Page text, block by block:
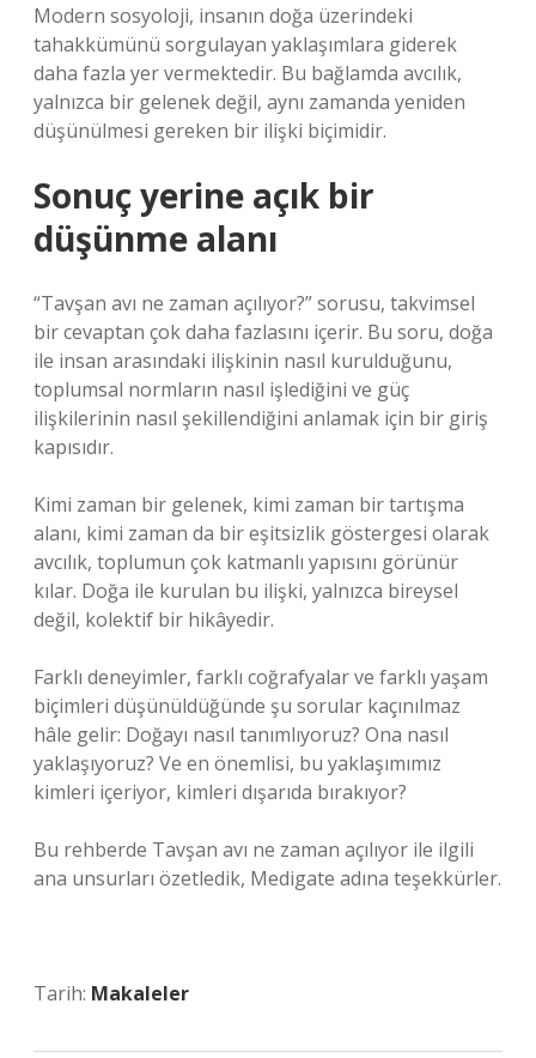
Modern sosyoloji, insanın doğa üzerindeki
tahakkümünü sorgulayan yaklaşımlara giderek
daha fazla yer vermektedir. Bu bağlamda avcılık,
yalnızca bir gelenek değil, aynı zamanda yeniden
düşünülmesi gereken bir ilişki biçimidir.
Sonuç yerine açık bir
düşünme alanı
“Tavşan avı ne zaman açılıyor?” sorusu, takvimsel
bir cevaptan çok daha fazlasını içerir. Bu soru, doğa
ile insan arasındaki ilişkinin nasıl kurulduğunu,
toplumsal normların nasıl işlediğini ve güç
ilişkilerinin nasıl şekillendiğini anlamak için bir giriş
kapısıdır.
Kimi zaman bir gelenek, kimi zaman bir tartışma
alanı, kimi zaman da bir eşitsizlik göstergesi olarak
avcılık, toplumun çok katmanlı yapısını görünür
kılar. Doğa ile kurulan bu ilişki, yalnızca bireysel
değil, kolektif bir hikâyedir.
Farklı deneyimler, farklı coğrafyalar ve farklı yaşam
biçimleri düşünüldüğünde şu sorular kaçınılmaz
hâle gelir: Doğayı nasıl tanımlıyoruz? Ona nasıl
yaklaşıyoruz? Ve en önemlisi, bu yaklaşımımız
kimleri içeriyor, kimleri dışarıda bırakıyor?
Bu rehberde Tavşan avı ne zaman açılıyor ile ilgili
ana unsurları özetledik, Medigate adına teşekkürler.
Tarih: Makaleler